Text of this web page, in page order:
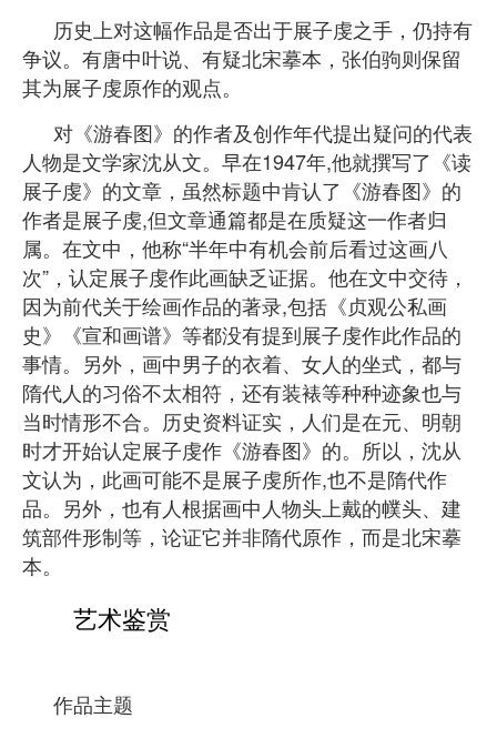
历史上对这幅作品是否出于展子虔之手，仍持有
争议。有唐中叶说、有疑北宋摹本，张伯驹则保留
其为展子虔原作的观点。
对《游春图》的作者及创作年代提出疑问的代表
人物是文学家沈从文。早在1947年,他就撰写了《读
展子虔》的文章，虽然标题中肯认了《游春图》的
作者是展子虔,但文章通篇都是在质疑这一作者归
属。在文中，他称“半年中有机会前后看过这画八
次”，认定展子虔作此画缺乏证据。他在文中交待，
因为前代关于绘画作品的著录,包括《贞观公私画
史》《宣和画谱》等都没有提到展子虔作此作品的
事情。另外，画中男子的衣着、女人的坐式，都与
隋代人的习俗不太相符，还有装裱等种种迹象也与
当时情形不合。历史资料证实，人们是在元、明朝
时才开始认定展子虔作《游春图》的。所以，沈从
文认为，此画可能不是展子虔所作,也不是隋代作
品。另外，也有人根据画中人物头上戴的幞头、建
筑部件形制等，论证它并非隋代原作，而是北宋摹
本。
艺术鉴赏
作品主题